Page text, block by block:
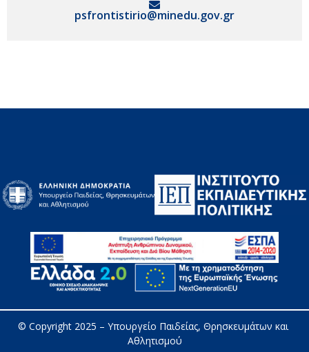
psfrontistirio@minedu.gov.gr
© Copyright 2025 – Υπουργείο Παιδείας, Θρησκευμάτων και
Αθλητισμού